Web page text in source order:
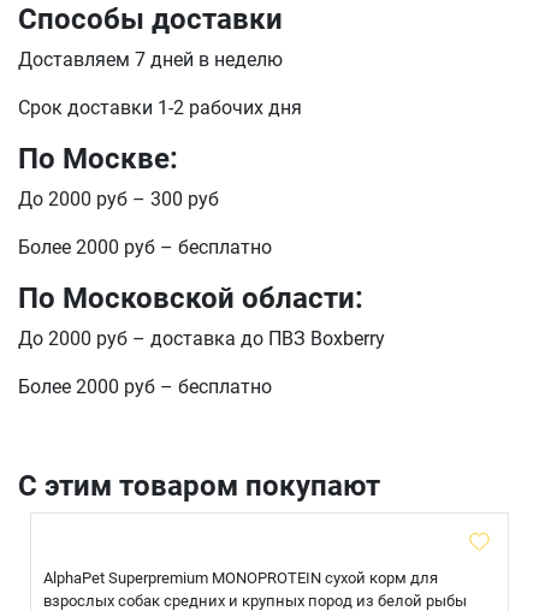
Способы доставки
Доставляем 7 дней в неделю
Срок доставки 1-2 рабочих дня
По Москве:
До 2000 руб – 300 руб
Более 2000 руб – бесплатно
По Московской области:
До 2000 руб – доставка до ПВЗ Boxberry
Более 2000 руб – бесплатно
С этим товаром покупают
AlphaPet Superpremium MONOPROTEIN сухой корм для
взрослых собак средних и крупных пород из белой рыбы
Оформить заказ
Имя
Телефон
E-mail